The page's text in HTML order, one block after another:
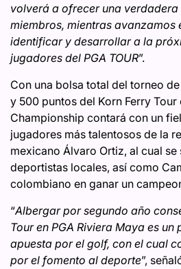
volverá a ofrecer una
miembros, mientras avanzamos
identificar y desarrollar a la
jugadores del PGA TOUR”.
Con una bolsa total del torneo
y 500 puntos del Korn Ferry Tour
Championship contará con un
jugadores más talentosos de la
mexicano Álvaro Ortiz, al cual se
deportistas locales, así como
colombiano en ganar un
“Albergar por segundo año
Tour en PGA Riviera Maya es
apuesta por el golf, con el cual
por el fomento al deporte”,